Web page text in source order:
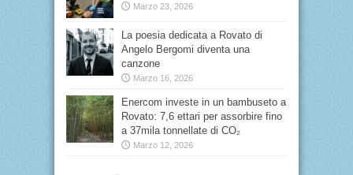
Marzo 23, 2026
La poesia dedicata a Rovato di
Angelo Bergomi diventa una
canzone
Marzo 16, 2026
Enercom investe in un bambuseto a
Rovato: 7,6 ettari per assorbire fino
a 37mila tonnellate di CO₂
Marzo 12, 2026